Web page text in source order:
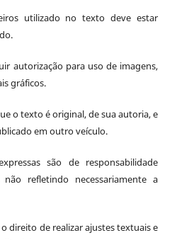
utilizado no texto deve estar
autorização para uso de imagens,
gráficos.
o texto é original, de sua autoria, e
em outro veículo.
são de responsabilidade
refletindo necessariamente a
direito de realizar ajustes textuais e